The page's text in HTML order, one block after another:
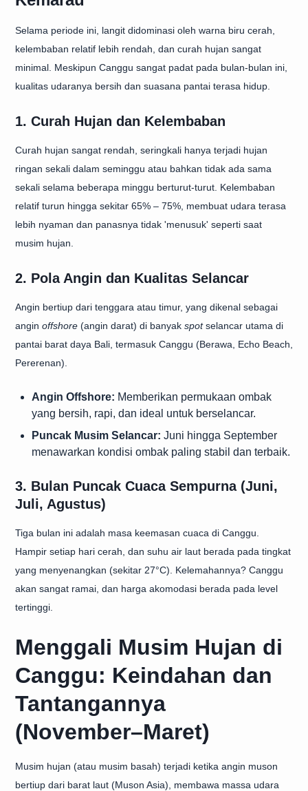
Selama periode ini, langit didominasi oleh warna biru cerah,
kelembaban relatif lebih rendah, dan curah hujan sangat
minimal. Meskipun Canggu sangat padat pada bulan-bulan ini,
kualitas udaranya bersih dan suasana pantai terasa hidup.
1. Curah Hujan dan Kelembaban
Curah hujan sangat rendah, seringkali hanya terjadi hujan
ringan sekali dalam seminggu atau bahkan tidak ada sama
sekali selama beberapa minggu berturut-turut. Kelembaban
relatif turun hingga sekitar 65% – 75%, membuat udara terasa
lebih nyaman dan panasnya tidak 'menusuk' seperti saat
musim hujan.
2. Pola Angin dan Kualitas Selancar
Angin bertiup dari tenggara atau timur, yang dikenal sebagai
angin offshore (angin darat) di banyak spotselancar utama di
pantai barat daya Bali, termasuk Canggu (Berawa, Echo Beach,
Pererenan).
Angin Offshore: Memberikan permukaan ombak
yang bersih, rapi, dan ideal untuk berselancar.
Puncak Musim Selancar: Juni hingga September
menawarkan kondisi ombak paling stabil dan terbaik.
3. Bulan Puncak Cuaca Sempurna (Juni,
Juli, Agustus)
Tiga bulan ini adalah masa keemasan cuaca di Canggu.
Hampir setiap hari cerah, dan suhu air laut berada pada tingkat
yang menyenangkan (sekitar 27°C). Kelemahannya? Canggu
akan sangat ramai, dan harga akomodasi berada pada level
tertinggi.
Menggali Musim Hujan di
Canggu: Keindahan dan
Tantangannya
(November–Maret)
Musim hujan (atau musim basah) terjadi ketika angin muson
bertiup dari barat laut (Muson Asia), membawa massa udara